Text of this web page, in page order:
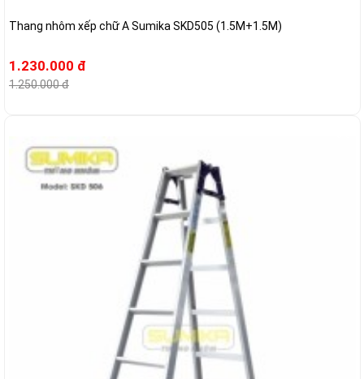
Thang nhôm xếp chữ A Sumika SKD505 (1.5M+1.5M)
1.230.000 đ
1.250.000 đ